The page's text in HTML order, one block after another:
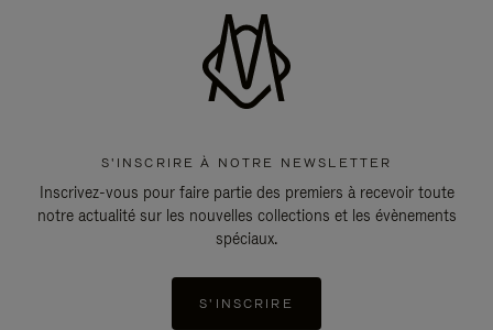
S'INSCRIRE À NOTRE NEWSLETTER
Inscrivez-vous pour faire partie des premiers à recevoir toute
notre actualité sur les nouvelles collections et les évènements
spéciaux.
S'INSCRIRE